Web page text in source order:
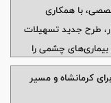
با همکاری
طرح جدید تسهیلات
چشمی را
برای کرمانشاه و مسیر